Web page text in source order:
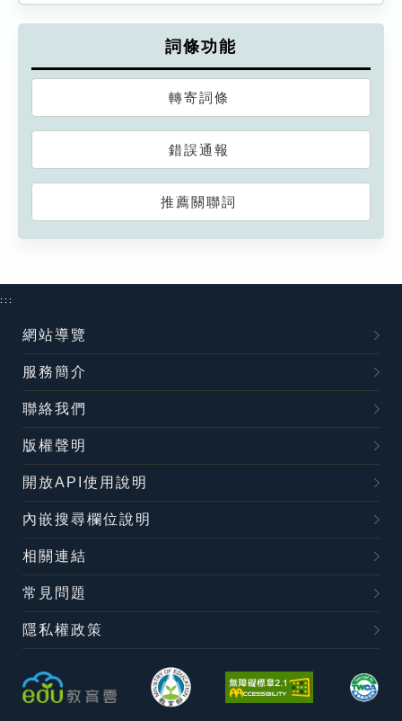
詞條功能
轉寄詞條
錯誤通報
推薦關聯詞
:::
網站導覽
服務簡介
聯絡我們
版權聲明
開放API使用說明
內嵌搜尋欄位說明
相關連結
常見問題
隱私權政策